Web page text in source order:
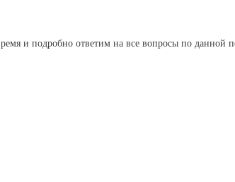
и подробно ответим на все вопросы по данной